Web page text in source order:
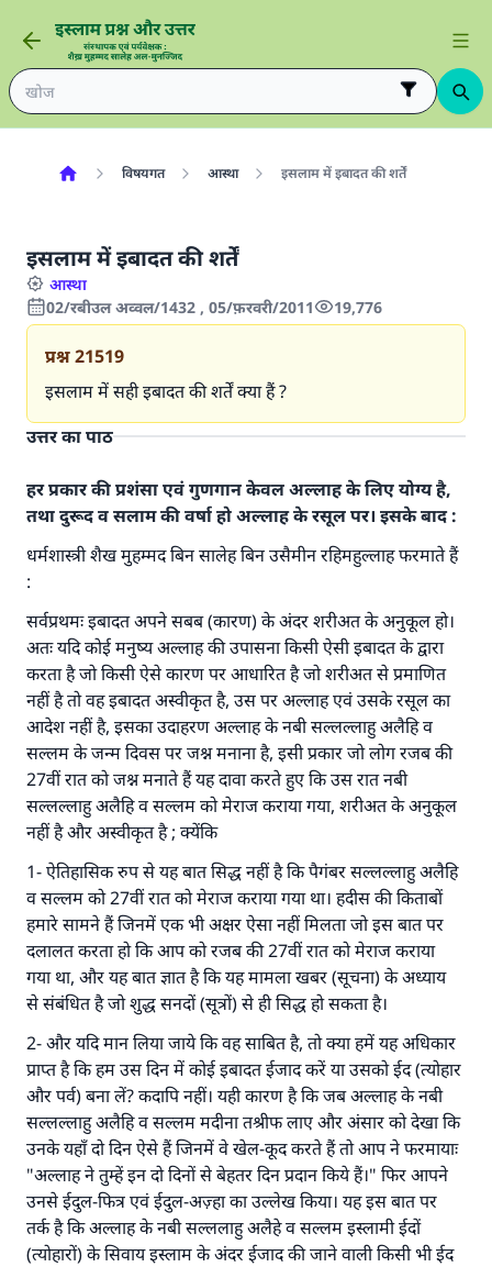
विषयगत आस्था इसलाम में इबादत की शर्तें
इसलाम में इबादत की शर्तें
आस्था
02/रबीउल अव्वल/1432 , 05/फ़रवरी/2011
19,776
प्रश्न21519
इसलाम में सही इबादत की शर्तें क्या हैं ?
उत्तर का पाठ
हर प्रकार की प्रशंसा एवं गुणगान केवल अल्लाह के लिए योग्य है,
तथा दुरूद व सलाम की वर्षा हो अल्लाह के रसूल पर। इसके बाद :
धर्मशास्त्री शैख मुहम्मद बिन सालेह बिन उसैमीन रहिमहुल्लाह फरमाते हैं
:
सर्वप्रथमः इबादत अपने सबब (कारण) के अंदर शरीअत के अनुकूल हो।
अतः यदि कोई मनुष्य अल्लाह की उपासना किसी ऐसी इबादत के द्वारा
करता है जो किसी ऐसे कारण पर आधारित है जो शरीअत से प्रमाणित
नहीं है तो वह इबादत अस्वीकृत है, उस पर अल्लाह एवं उसके रसूल का
आदेश नहीं है, इसका उदाहरण अल्लाह के नबी सल्लल्लाहु अलैहि व
सल्लम के जन्म दिवस पर जश्न मनाना है, इसी प्रकार जो लोग रजब की
27वीं रात को जश्न मनाते हैं यह दावा करते हुए कि उस रात नबी
सल्लल्लाहु अलैहि व सल्लम को मेराज कराया गया, शरीअत के अनुकूल
नहीं है और अस्वीकृत है ; क्येंकि
1- ऐतिहासिक रुप से यह बात सिद्ध नहीं है कि पैगंबर सल्लल्लाहु अलैहि
व सल्लम को 27वीं रात को मेराज कराया गया था। हदीस की किताबों
हमारे सामने हैं जिनमें एक भी अक्षर ऐसा नहीं मिलता जो इस बात पर
दलालत करता हो कि आप को रजब की 27वीं रात को मेराज कराया
गया था, और यह बात ज्ञात है कि यह मामला खबर (सूचना) के अध्याय
से संबंधित है जो शुद्ध सनदों (सूत्रों) से ही सिद्ध हो सकता है।
2- और यदि मान लिया जाये कि वह साबित है, तो क्या हमें यह अधिकार
प्राप्त है कि हम उस दिन में कोई इबादत ईजाद करें या उसको ईद (त्योहार
और पर्व) बना लें? कदापि नहीं। यही कारण है कि जब अल्लाह के नबी
सल्लल्लाहु अलैहि व सल्लम मदीना तश्रीफ लाए और अंसार को देखा कि
उनके यहाँ दो दिन ऐसे हैं जिनमें वे खेल-कूद करते हैं तो आप ने फरमायाः
"अल्लाह ने तुम्हें इन दो दिनों से बेहतर दिन प्रदान किये हैं।" फिर आपने
उनसे ईदुल-फित्र एवं ईदुल-अज़्हा का उल्लेख किया। यह इस बात पर
तर्क है कि अल्लाह के नबी सल्ललाहु अलैहे व सल्लम इस्लामी ईदों
(त्योहारों) के सिवाय इस्लाम के अंदर ईजाद की जाने वाली किसी भी ईद